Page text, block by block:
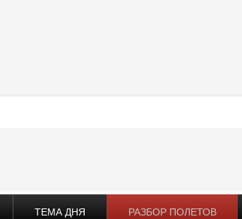
ТЕМА ДНЯ РАЗБОР ПОЛЕТОВ